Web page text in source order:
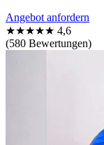
Angebot anfordern
★★★★★ 4,6
(580 Bewertungen)